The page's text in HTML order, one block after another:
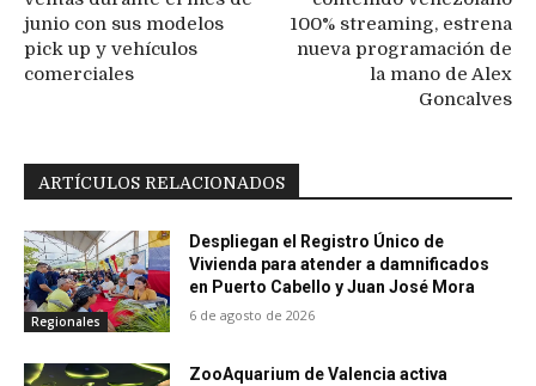
junio con sus modelos
pick up y vehículos
comerciales
100% streaming, estrena
nueva programación de
la mano de Alex
Goncalves
ARTÍCULOS RELACIONADOS
Regionales
Despliegan el Registro Único de
Vivienda para atender a damnificados
en Puerto Cabello y Juan José Mora
6 de agosto de 2026
ZooAquarium de Valencia activa